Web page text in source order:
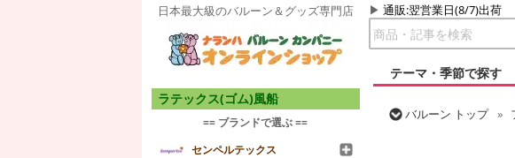
日本最大級のバルーン＆グッズ専門店 通販:翌営業日(8/7)出荷
テーマ・季節で探す
ラテックス(ゴム)風船
== ブランドで選ぶ ==
センペルテックス
バルーン トップ